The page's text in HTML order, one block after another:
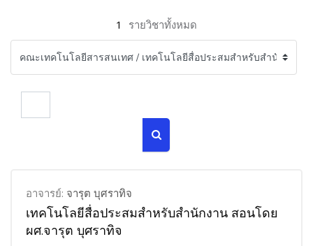
1 รายวิชาทั้งหมด
อาจารย์: จารุต บุศราทิจ
เทคโนโลยีสื่อประสมสำหรับสำนักงาน สอนโดย
ผศ.จารุต บุศราทิจ